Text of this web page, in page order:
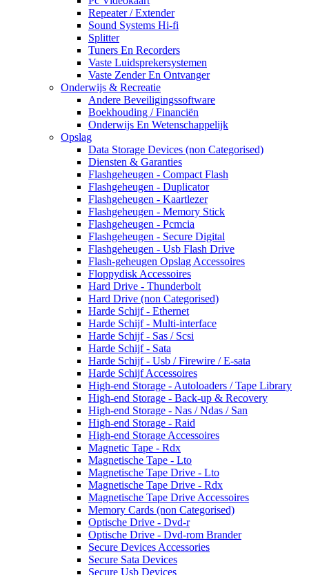
Repeater / Extender
Sound Systems Hi-fi
Splitter
Tuners En Recorders
Vaste Luidsprekersystemen
Vaste Zender En Ontvanger
Onderwijs & Recreatie
Andere Beveiligingssoftware
Boekhouding / Financiën
Onderwijs En Wetenschappelijk
Opslag
Data Storage Devices (non Categorised)
Diensten & Garanties
Flashgeheugen - Compact Flash
Flashgeheugen - Duplicator
Flashgeheugen - Kaartlezer
Flashgeheugen - Memory Stick
Flashgeheugen - Pcmcia
Flashgeheugen - Secure Digital
Flashgeheugen - Usb Flash Drive
Flash-geheugen Opslag Accessoires
Floppydisk Accessoires
Hard Drive - Thunderbolt
Hard Drive (non Categorised)
Harde Schijf - Ethernet
Harde Schijf - Multi-interface
Harde Schijf - Sas / Scsi
Harde Schijf - Sata
Harde Schijf - Usb / Firewire / E-sata
Harde Schijf Accessoires
High-end Storage - Autoloaders / Tape Library
High-end Storage - Back-up & Recovery
High-end Storage - Nas / Ndas / San
High-end Storage - Raid
High-end Storage Accessoires
Magnetic Tape - Rdx
Magnetische Tape - Lto
Magnetische Tape Drive - Lto
Magnetische Tape Drive - Rdx
Magnetische Tape Drive Accessoires
Memory Cards (non Categorised)
Optische Drive - Dvd-r
Optische Drive - Dvd-rom Brander
Secure Devices Accessories
Secure Sata Devices
Secure Usb Devices